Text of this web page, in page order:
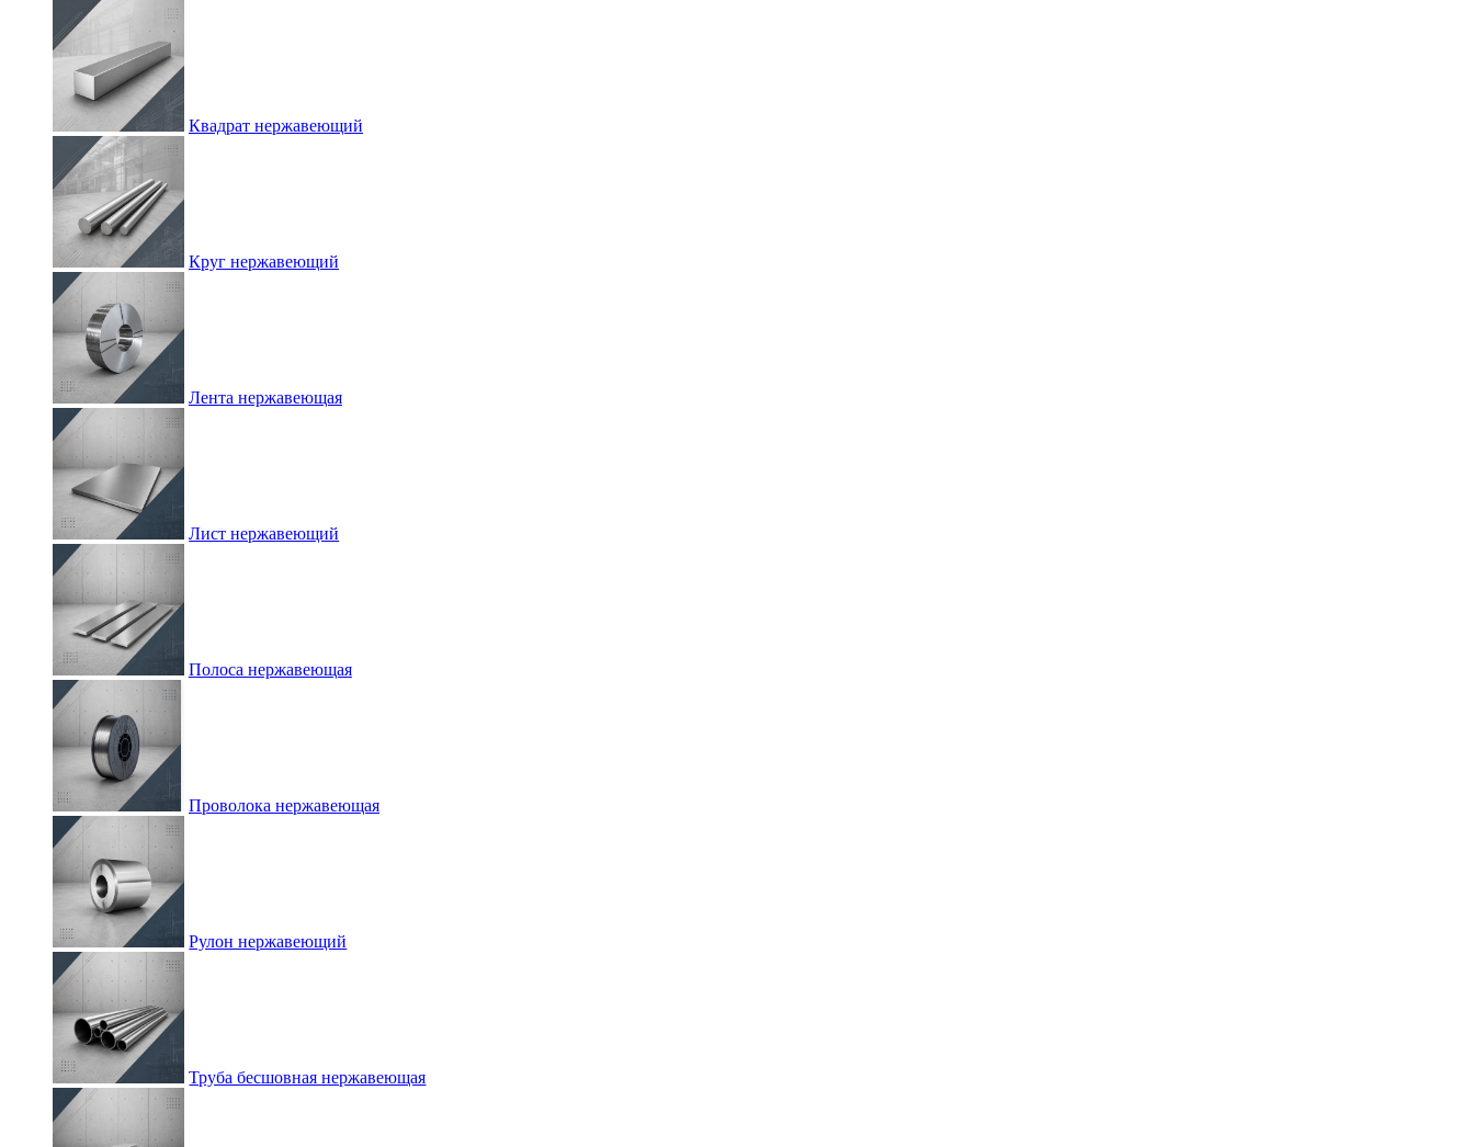
Квадрат нержавеющий
Круг нержавеющий
Лента нержавеющая
Лист нержавеющий
Полоса нержавеющая
Проволока нержавеющая
Рулон нержавеющий
Труба бесшовная нержавеющая